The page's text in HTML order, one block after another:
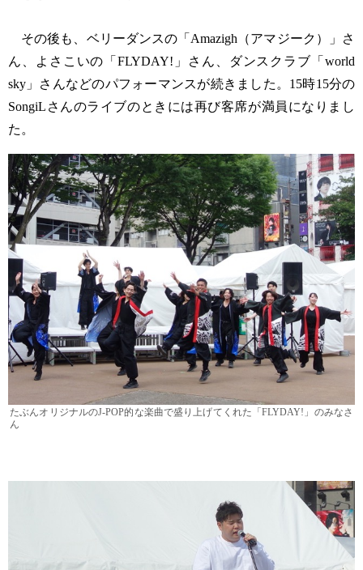
その後も、ベリーダンスの「Amazigh（アマジーク）」さ
ん、よさこいの「FLYDAY!」さん、ダンスクラブ「world
sky」さんなどのパフォーマンスが続きました。15時15分の
SongiLさんのライブのときには再び客席が満員になりまし
た。
たぶんオリジナルのJ-POP的な楽曲で盛り上げてくれた「FLYDAY!」のみなさ
ん